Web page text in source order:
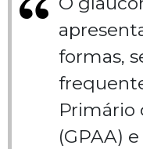
formas,
Primário
(GPAA)